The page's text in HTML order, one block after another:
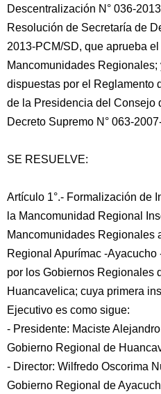
Descentralización N° 036-
Resolución de Secretaría de
2013-PCM/SD, que aprueba
Mancomunidades
dispuestas por el Reglamento
de la Presidencia del Consejo
Decreto Supremo N° 063-
SE RESUELVE:
Artículo 1°.- Formalización de
la Mancomunidad Regional
Mancomunidades Regionales
Regional Apurímac -
por los Gobiernos Regionales
Huancavelica; cuya primera
Ejecutivo es como sigue:
- Presidente: Maciste
Gobierno Regional de
- Director: Wilfredo Oscorima
Gobierno Regional de